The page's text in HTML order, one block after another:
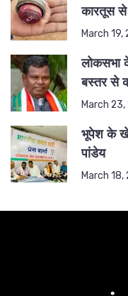
कारतूस से
March 19,
लोकसभा
बस्तर से
March
भूपेश के
पांडेय
March 18,